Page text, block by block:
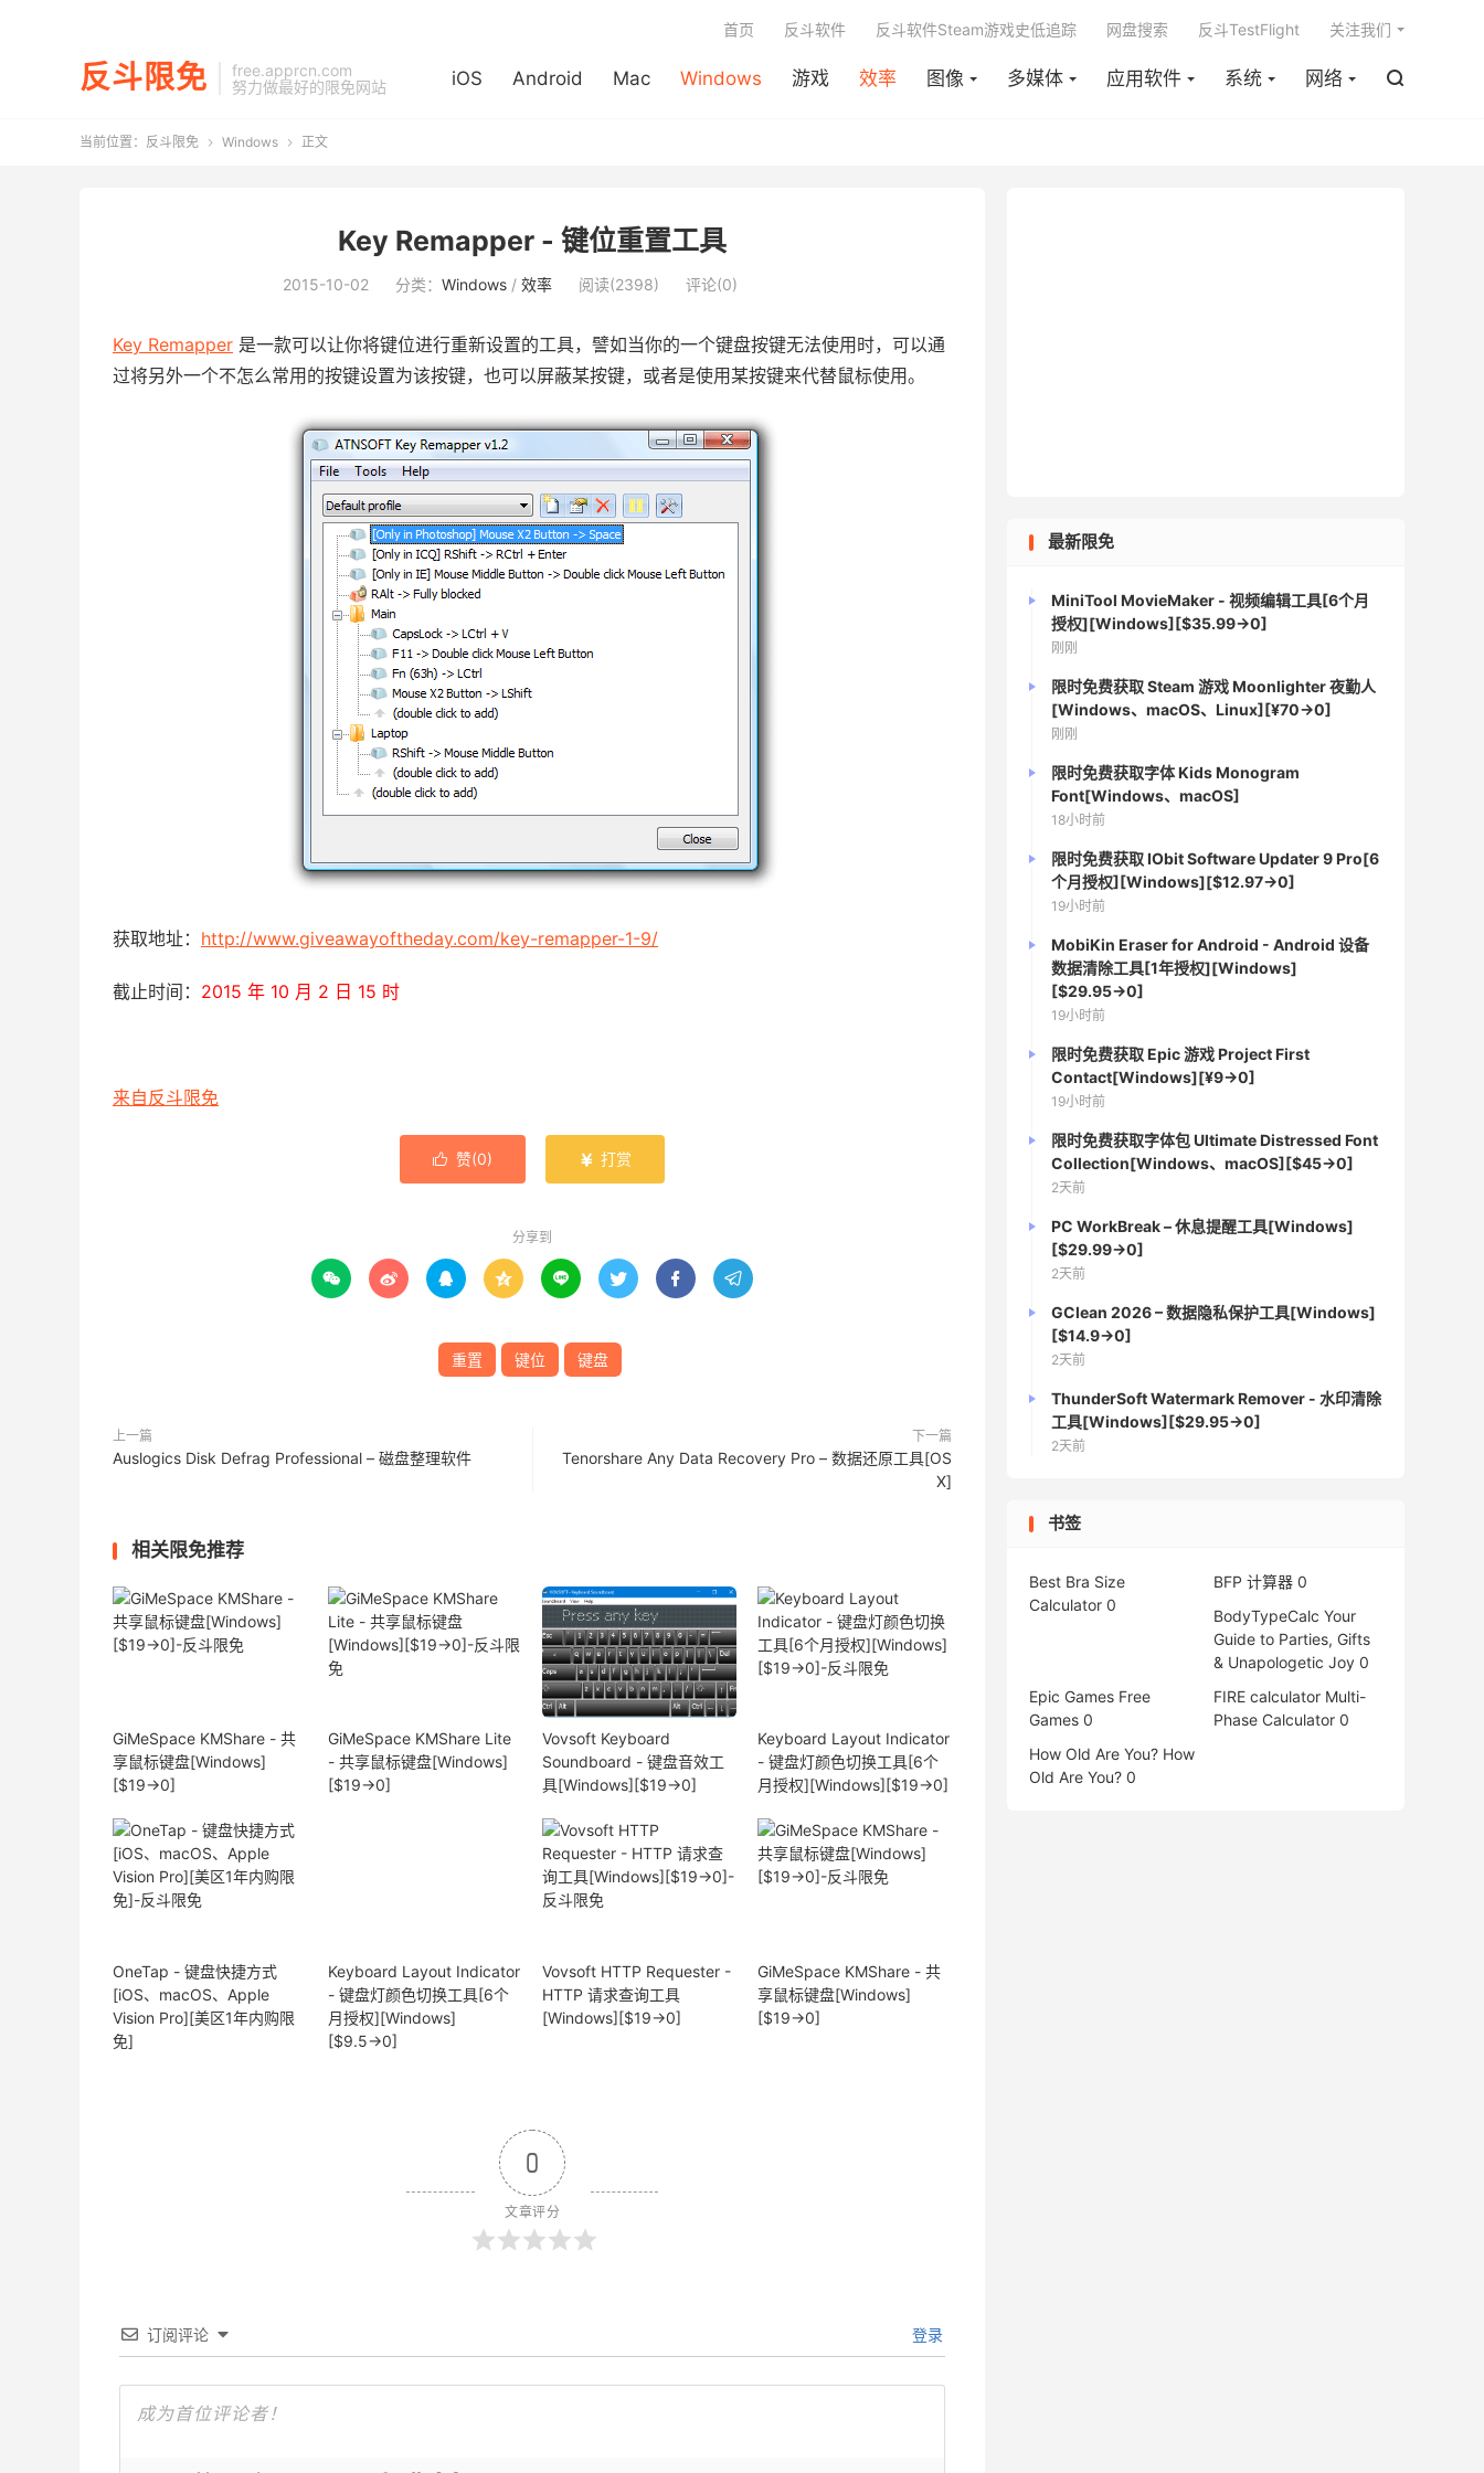
反斗限免
free.apprcn.com
努力做最好的限免网站
iOS Android Mac Windows 游戏 效率 图像 多媒体 应用软件 系统 网络 
首页 反斗软件 反斗软件Steam游戏史低追踪 网盘搜索 反斗TestFlight 关注我们
当前位置： 反斗限免  Windows  正文
Key Remapper - 键位重置工具
2015-10-02 分类： Windows / 效率 阅读(2398) 评论(0)
Key Remapper 是一款可以让你将键位进行重新设置的工具，譬如当你的一个键盘按键无法使用时，可以通
过将另外一个不怎么常用的按键设置为该按键，也可以屏蔽某按键，或者是使用某按键来代替鼠标使用。
获取地址： http://www.giveawayoftheday.com/key-remapper-1-9/
截止时间： 2015 年 10 月 2 日 15 时
来自反斗限免
 赞(0)  打赏
分享到
       
重置 键位 键盘
上一篇
Auslogics Disk Defrag Professional – 磁盘整理软件
下一篇
Tenorshare Any Data Recovery Pro – 数据还原工具[OS
X]
相关限免推荐
GiMeSpace KMShare - 共
享鼠标键盘[Windows]
[$19→0]
GiMeSpace KMShare Lite
- 共享鼠标键盘[Windows]
[$19→0]
Vovsoft Keyboard
Soundboard - 键盘音效工
具[Windows][$19→0]
Keyboard Layout Indicator
- 键盘灯颜色切换工具[6个
月授权][Windows][$19→0]
OneTap - 键盘快捷方式
[iOS、macOS、Apple
Vision Pro][美区1年内购限
免]
Keyboard Layout Indicator
- 键盘灯颜色切换工具[6个
月授权][Windows]
[$9.5→0]
Vovsoft HTTP Requester -
HTTP 请求查询工具
[Windows][$19→0]
GiMeSpace KMShare - 共
享鼠标键盘[Windows]
[$19→0]
0
文章评分
订阅评论 登录
最新限免
MiniTool MovieMaker - 视频编辑工具[6个月
授权][Windows][$35.99→0]
刚刚
限时免费获取 Steam 游戏 Moonlighter 夜勤人
[Windows、macOS、Linux][¥70→0]
刚刚
限时免费获取字体 Kids Monogram
Font[Windows、macOS]
18小时前
限时免费获取 IObit Software Updater 9 Pro[6
个月授权][Windows][$12.97→0]
19小时前
MobiKin Eraser for Android - Android 设备
数据清除工具[1年授权][Windows]
[$29.95→0]
19小时前
限时免费获取 Epic 游戏 Project First
Contact[Windows][¥9→0]
19小时前
限时免费获取字体包 Ultimate Distressed Font
Collection[Windows、macOS][$45→0]
2天前
PC WorkBreak – 休息提醒工具[Windows]
[$29.99→0]
2天前
GClean 2026 – 数据隐私保护工具[Windows]
[$14.9→0]
2天前
ThunderSoft Watermark Remover - 水印清除
工具[Windows][$29.95→0]
2天前
书签
Best Bra Size
Calculator 0
BFP 计算器 0
BodyTypeCalc Your
Guide to Parties, Gifts
& Unapologetic Joy 0
Epic Games Free
Games 0
FIRE calculator Multi-
Phase Calculator 0
How Old Are You? How
Old Are You? 0